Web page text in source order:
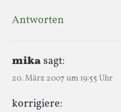
Antworten
mikasagt:
20. März 2007 um 19:55 Uhr
korrigiere: